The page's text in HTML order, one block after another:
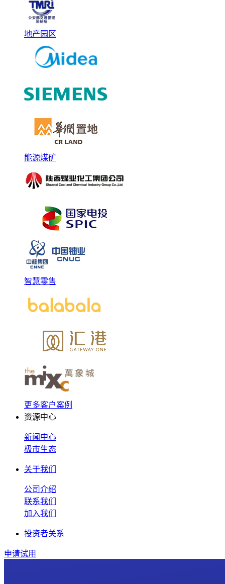
地产园区
能源煤矿
智慧零售
更多客户案例
资源中心
新闻中心
极市生态
关于我们
公司介绍
联系我们
加入我们
投资者关系
申请试用